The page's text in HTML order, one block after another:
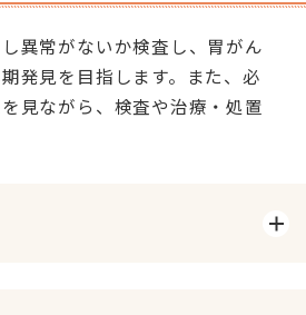
異常がないか検査し、胃がん
発見を目指します。また、必
見ながら、検査や治療・処置